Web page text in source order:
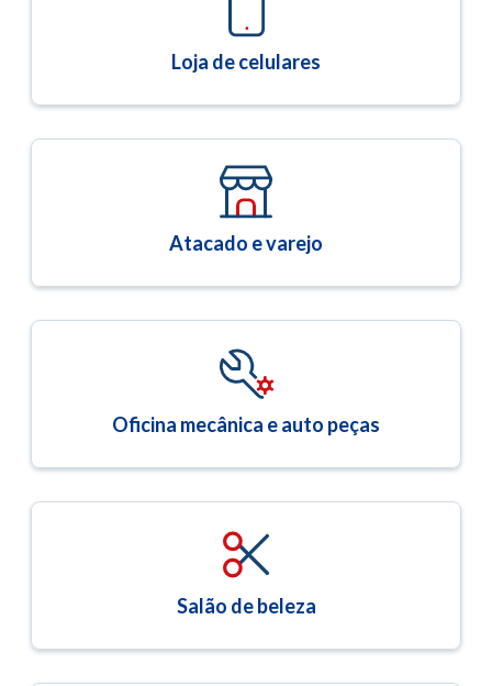
Loja de celulares
Atacado e varejo
Oficina mecânica e auto peças
Salão de beleza